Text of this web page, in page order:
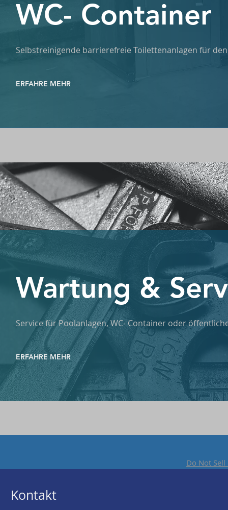
WC- Container
Selbstreinigende barrierefreie Toilettenanlagen für
ERFAHRE MEHR
Wartung &
Service für Poolanlagen, WC- Container oder
ERFAHRE MEHR
Do Not
Kontakt